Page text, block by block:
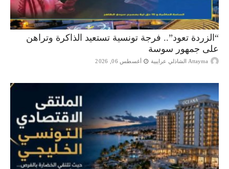
“الزردة تعود”.. فرجة تونسية تستعيد الذاكرة وتراهن
على جمهور سوسة
Attayma الشاذلي عرايبية أغسطس 06, 2026